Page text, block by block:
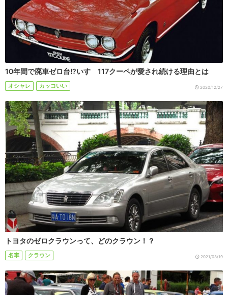
10年間で廃車ゼロ台!?いすゞ117クーペが愛され続ける理由とは
オシャレ カッコいい 2020/12/27
トヨタのゼロクラウンって、どのクラウン！？
名車 クラウン 2021/03/19